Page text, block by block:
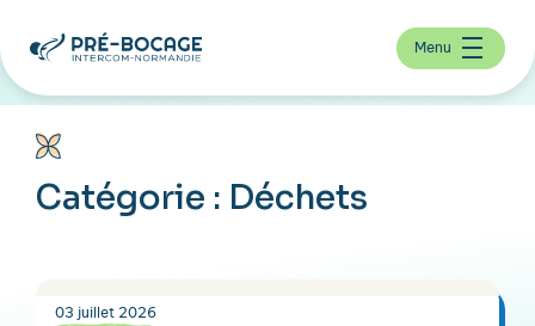
Menu
Catégorie : Déchets
03 juillet 2026